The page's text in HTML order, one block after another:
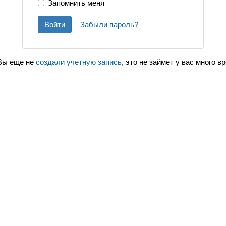
Запомнить меня
Войти Забыли пароль?
еще не создали учетную запись, это не займет у вас много